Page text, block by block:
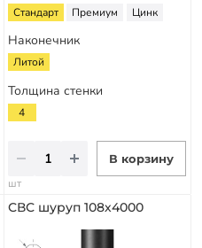
Стандарт Премиум Цинк
Наконечник
Литой
Толщина стенки
4
В корзину
шт
СВС шуруп 108х4000